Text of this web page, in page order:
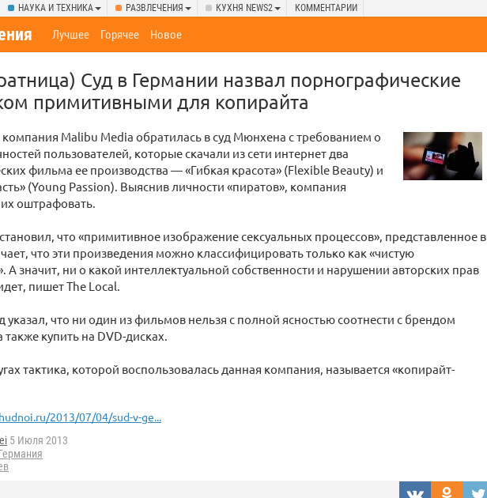
НАУКА И ТЕХНИКА РАЗВЛЕЧЕНИЯ КУХНЯ NEWS2 КОММЕНТАРИИ
Лучшее Горячее Новое
Суд в Германии назвал порнографические
примитивными для копирайта
Malibu Media обратилась в суд Мюнхена с требованием о
пользователей, которые скачали из сети интернет два
фильма ее производства — «Гибкая красота» (Flexible Beauty) и
(Young Passion). Выяснив личности «пиратов», компания
оштрафовать.
что «примитивное изображение сексуальных процессов», представленное в
что эти произведения можно классифицировать только как «чистую
значит, ни о какой интеллектуальной собственности и нарушении авторских прав
пишет The Local.
указал, что ни один из фильмов нельзя с полной ясностью соотнести с брендом
купить на DVD-дисках.
тактика, которой воспользовалась данная компания, называется «копирайт-
2013/07/04/sud-v-ge...
5 Июля 2013